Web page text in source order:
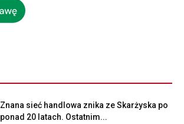
Znana sieć handlowa znika ze Skarżyska po
ponad 20 latach. Ostatnim...